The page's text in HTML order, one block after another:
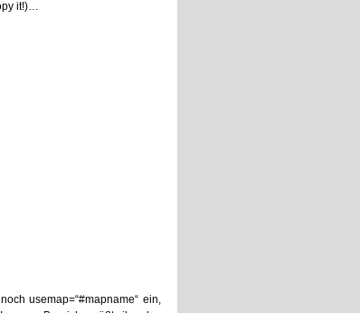
it!)…
usemap=“#mapname“ ein,